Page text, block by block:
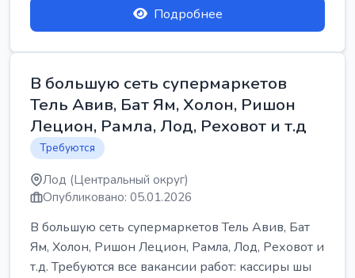
Подробнее
В большую сеть супермаркетов
Тель Авив, Бат Ям, Холон, Ришон
Лецион, Рамла, Лод, Реховот и т.д
Требуются
Лод (Центральный округ)
Опубликовано: 05.01.2026
В большую сеть супермаркетов Тель Авив, Бат
Ям, Холон, Ришон Лецион, Рамла, Лод, Реховот и
т.д. Требуются все вакансии работ: кассиры шы